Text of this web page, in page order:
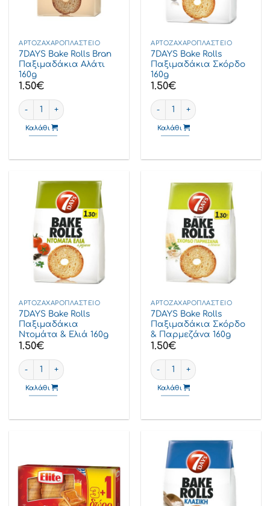
ΑΡΤΟΖΑΧΑΡΟΠΛΑΣΤΕΊΟ
7DAYS Bake Rolls Bran
Παξιμαδάκια Αλάτι
160g
1.50€
7DAYS Bake Rolls Bran Παξιμαδάκια Αλάτι 160g ποσότητα
Καλάθι
ΑΡΤΟΖΑΧΑΡΟΠΛΑΣΤΕΊΟ
7DAYS Bake Rolls
Παξιμαδάκια Σκόρδο
160g
1.50€
7DAYS Bake Rolls
Καλάθι
ΑΡΤΟΖΑΧΑΡΟΠΛΑΣΤΕΊΟ
7DAYS Bake Rolls
Παξιμαδάκια
Ντομάτα & Ελιά 160g
1.50€
7DAYS Bake Rolls Παξιμαδάκια Ντομάτα & Ελιά 160g ποσότητα
Καλάθι
ΑΡΤΟΖΑΧΑΡΟΠΛΑΣΤΕΊΟ
7DAYS Bake Rolls
Παξιμαδάκια Σκόρδο
& Παρμεζάνα 160g
1.50€
7DAYS Bake Rolls
Καλάθι